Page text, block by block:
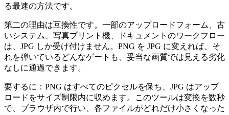
る最速の方法です。
第二の理由は互換性です。一部のアップロードフォーム、古
いシステム、写真プリント機、ドキュメントのワークフロー
は、JPG しか受け付けません。PNG を JPG に変えれば、そ
れを弾いているどんなゲートも、妥当な画質では見える劣化
なしに通過できます。
要するに：PNG はすべてのピクセルを保ち、JPG はアップ
ロードをサイズ制限内に収めます。このツールは変換を数秒
で、ブラウザ内で行い、各ファイルがどれだけ小さくなった